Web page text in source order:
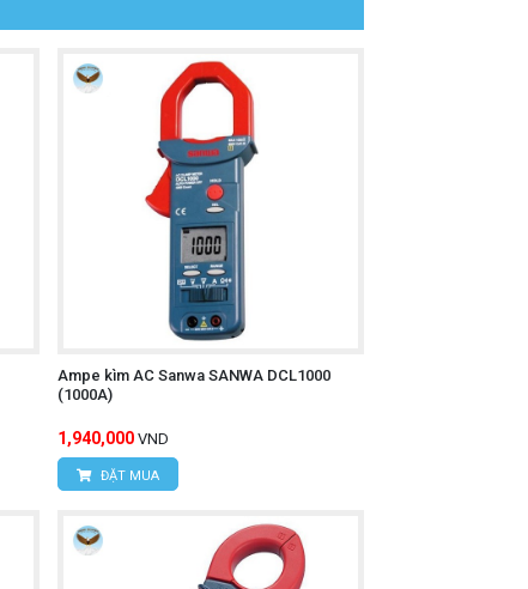
Ampe kìm AC Sanwa SANWA DCL1000
(1000A)
1,940,000 VND
ĐẶT MUA